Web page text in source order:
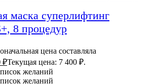
маска суперлифтинг
8 процедур
цена составляла
₽Текущая цена: 7 400 ₽.
желаний
желаний